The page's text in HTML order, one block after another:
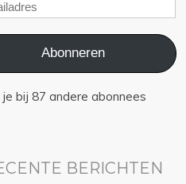
Abonneren
bij 87 andere abonnees
BERICHTEN